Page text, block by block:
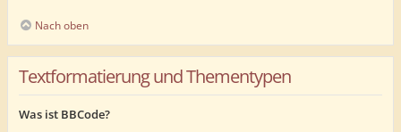
Nach oben
Textformatierung und Thementypen
Was ist BBCode?